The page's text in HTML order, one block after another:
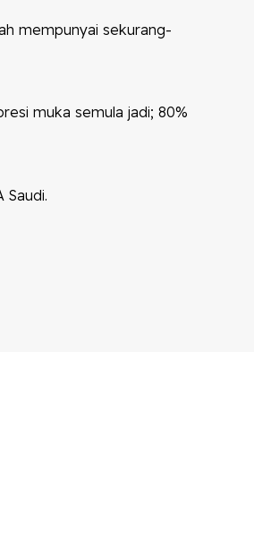
mempunyai sekurang-
muka semula jadi; 80%
Saudi.